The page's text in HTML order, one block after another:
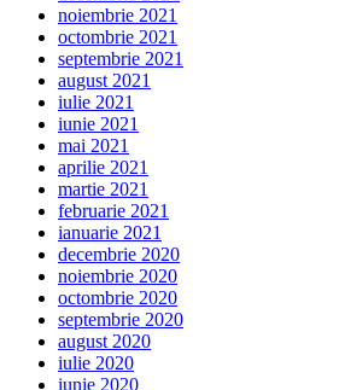
noiembrie 2021
octombrie 2021
septembrie 2021
august 2021
iulie 2021
iunie 2021
mai 2021
aprilie 2021
martie 2021
februarie 2021
ianuarie 2021
decembrie 2020
noiembrie 2020
octombrie 2020
septembrie 2020
august 2020
iulie 2020
iunie 2020